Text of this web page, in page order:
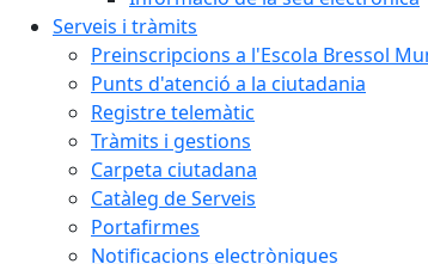
Serveis i tràmits
Preinscripcions a l'Escola Bressol
Punts d'atenció a la ciutadania
Registre telemàtic
Tràmits i gestions
Carpeta ciutadana
Catàleg de Serveis
Portafirmes
Notificacions electròniques